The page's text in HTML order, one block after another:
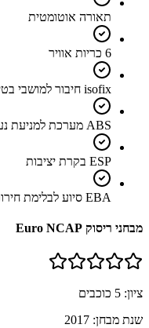
תאורה אוטומטית
6 כריות אוויר
isofix חיבור למושבי בטיחות לילדים
ABS מערכת למניעת נעילת גלגלים
ESP בקרת יציבות
EBA סיוע לבלימת חירום
מבחני ריסוק Euro NCAP
ציון: 5 כוכבים
שנת מבחן: 2017